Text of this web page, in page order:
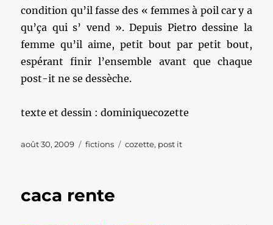
condition qu’il fasse des « femmes à poil car y a
qu’ça qui s’ vend ». Depuis Pietro dessine la
femme qu’il aime, petit bout par petit bout,
espérant finir l’ensemble avant que chaque
post-it ne se dessèche.
texte et dessin : dominiquecozette
Publié
août 30, 2009 Catégories
fictions Étiquettes
cozette, post it
caca rente